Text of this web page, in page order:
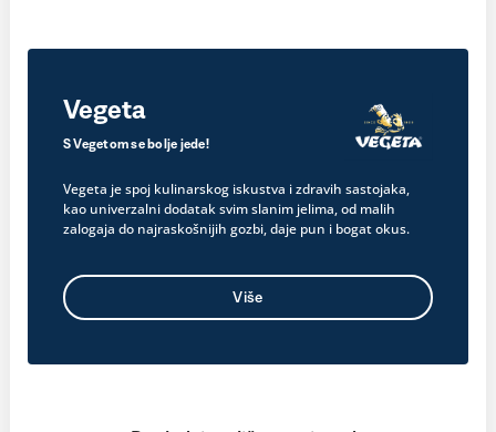
Vegeta
S Vegetom se bolje jede!
Vegeta je spoj kulinarskog iskustva i zdravih sastojaka,
kao univerzalni dodatak svim slanim jelima, od malih
zalogaja do najraskošnijih gozbi, daje pun i bogat okus.
Više